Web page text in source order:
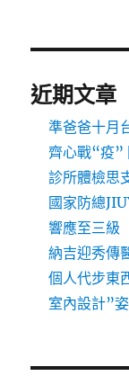
近期文章
準爸爸十月
齊心戰“疫”
診所體檢思
國家防總
響應至三級
納吉迎秀傳
個人代步東
室內設計”